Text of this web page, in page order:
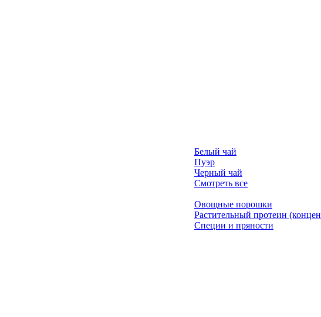
Белый чай
Пуэр
Черный чай
Смотреть все
Овощные порошки
Растительный протеин
Специи и пряности